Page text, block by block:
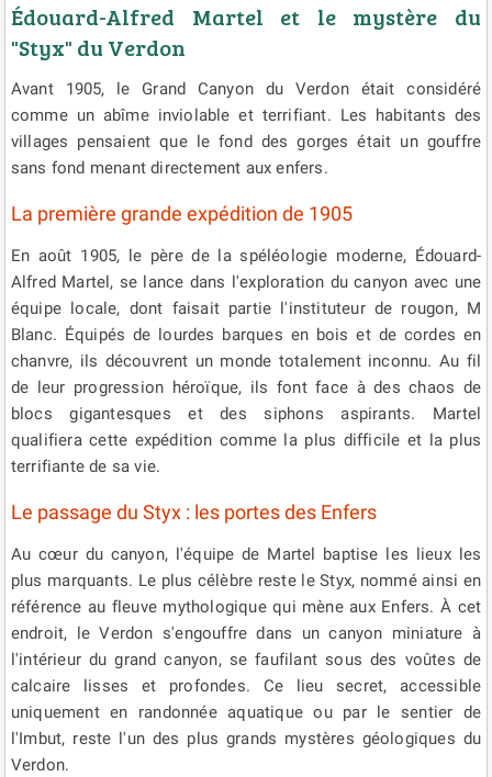
Édouard-Alfred Martel et le mystère du
"Styx" du Verdon
Avant 1905, le Grand Canyon du Verdon était considéré
comme un abîme inviolable et terrifiant. Les habitants des
villages pensaient que le fond des gorges était un gouffre
sans fond menant directement aux enfers.
La première grande expédition de 1905
En août 1905, le père de la spéléologie moderne, Édouard-
Alfred Martel, se lance dans l'exploration du canyon avec une
équipe locale, dont faisait partie l'instituteur de rougon, M
Blanc. Équipés de lourdes barques en bois et de cordes en
chanvre, ils découvrent un monde totalement inconnu. Au fil
de leur progression héroïque, ils font face à des chaos de
blocs gigantesques et des siphons aspirants. Martel
qualifiera cette expédition comme la plus difficile et la plus
terrifiante de sa vie.
Le passage du Styx : les portes des Enfers
Au cœur du canyon, l'équipe de Martel baptise les lieux les
plus marquants. Le plus célèbre reste le Styx, nommé ainsi en
référence au fleuve mythologique qui mène aux Enfers. À cet
endroit, le Verdon s'engouffre dans un canyon miniature à
l'intérieur du grand canyon, se faufilant sous des voûtes de
calcaire lisses et profondes. Ce lieu secret, accessible
uniquement en randonnée aquatique ou par le sentier de
l'Imbut, reste l'un des plus grands mystères géologiques du
Verdon.